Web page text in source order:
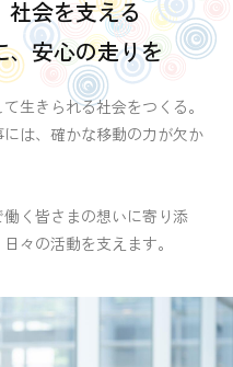
会を支える
、安心の走りを
生きられる社会をつくる。
は、確かな移動の力が欠か
く皆さまの想いに寄り添
々の活動を支えます。